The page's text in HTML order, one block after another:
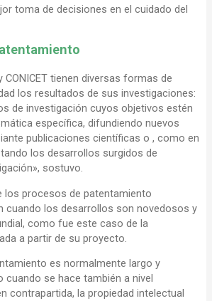
toma de decisiones en el cuidado del
CONICET tienen diversas formas de
los resultados de sus investigaciones:
de investigación cuyos objetivos estén
específica, difundiendo nuevos
publicaciones científicas o , como en
los desarrollos surgidos de
sostuvo.
los procesos de patentamiento
cuando los desarrollos son novedosos y
como fue este caso de la
a partir de su proyecto.
es normalmente largo y
se hace también a nivel
contrapartida, la propiedad intelectual